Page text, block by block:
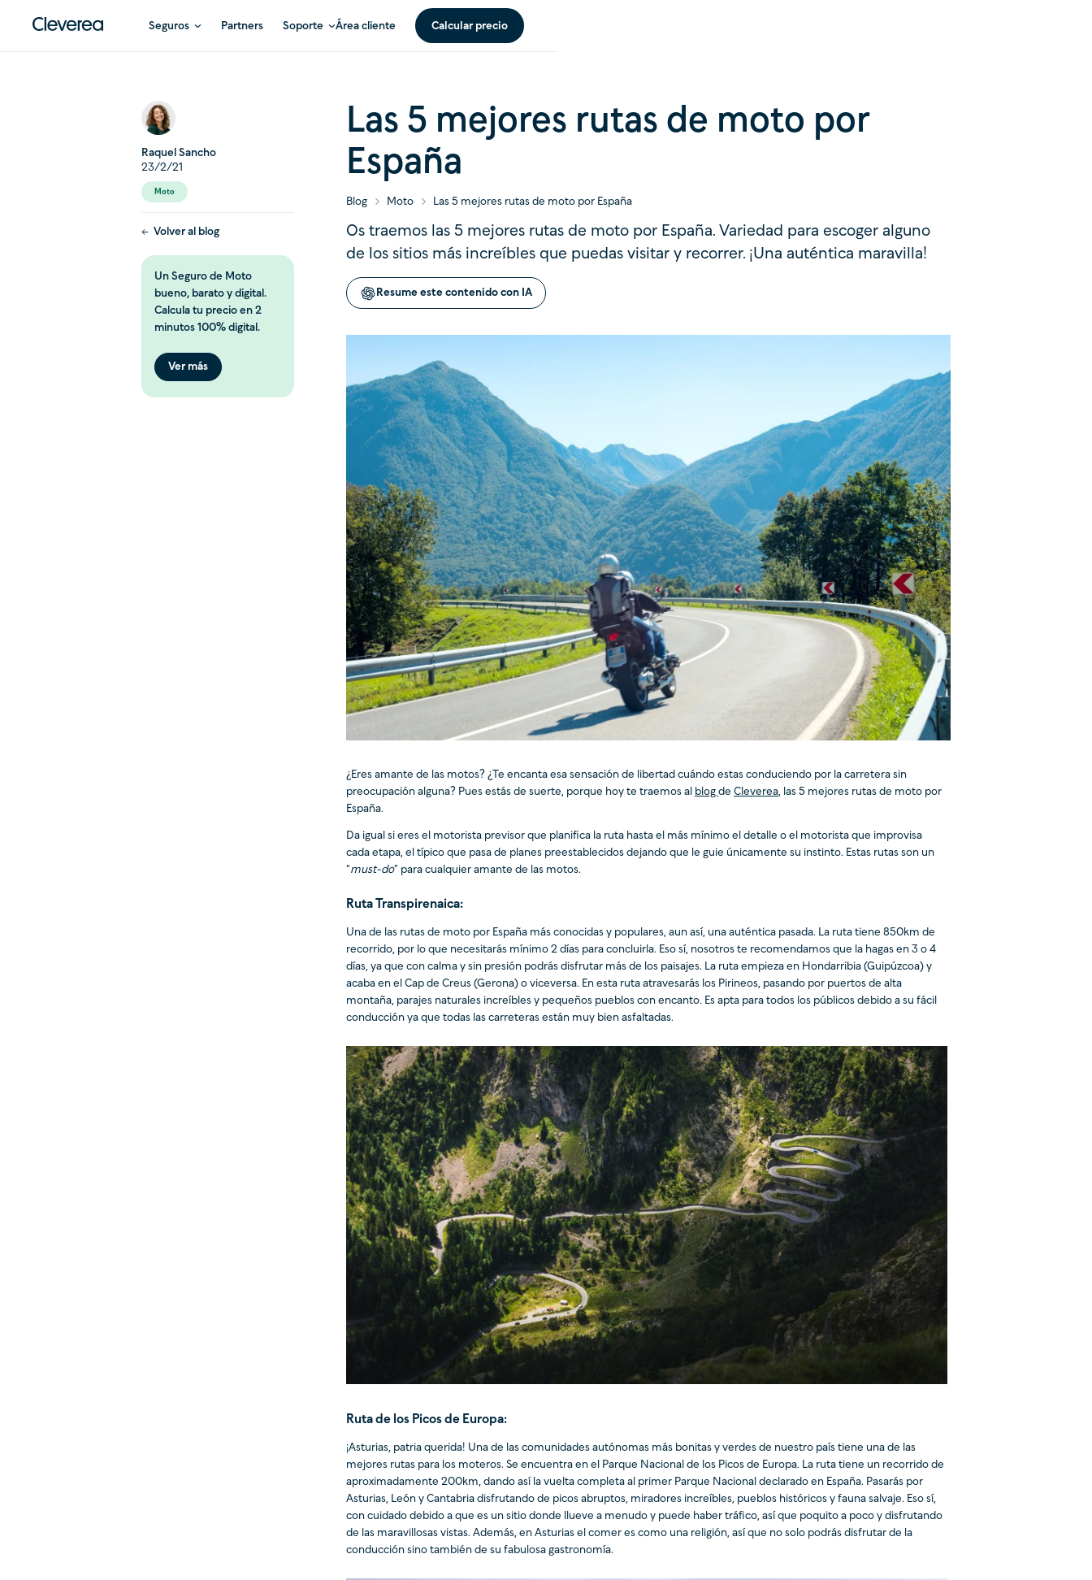
Seguros Partners Soporte Área cliente Calcular precio
Raquel Sancho
23/2/21
Moto
Volver al blog
Un Seguro de Moto
bueno, barato y digital.
Calcula tu precio en 2
minutos 100% digital.
Ver más
Las 5 mejores rutas de moto por
España
Blog Moto Las 5 mejores rutas de moto por España
Os traemos las 5 mejores rutas de moto por España. Variedad para escoger alguno
de los sitios más increíbles que puedas visitar y recorrer. ¡Una auténtica maravilla!
Resume este contenido con IA
¿Eres amante de las motos? ¿Te encanta esa sensación de libertad cuándo estas conduciendo por la carretera sin
preocupación alguna? Pues estás de suerte, porque hoy te traemos al blog de Cleverea, las 5 mejores rutas de moto por
España.
Da igual si eres el motorista previsor que planifica la ruta hasta el más mínimo el detalle o el motorista que improvisa
cada etapa, el típico que pasa de planes preestablecidos dejando que le guie únicamente su instinto. Estas rutas son un
“must-do” para cualquier amante de las motos.
Ruta Transpirenaica:
Una de las rutas de moto por España más conocidas y populares, aun así, una auténtica pasada. La ruta tiene 850km de
recorrido, por lo que necesitarás mínimo 2 días para concluirla. Eso sí, nosotros te recomendamos que la hagas en 3 o 4
días, ya que con calma y sin presión podrás disfrutar más de los paisajes. La ruta empieza en Hondarribia (Guipúzcoa) y
acaba en el Cap de Creus (Gerona) o viceversa. En esta ruta atravesarás los Pirineos, pasando por puertos de alta
montaña, parajes naturales increíbles y pequeños pueblos con encanto. Es apta para todos los públicos debido a su fácil
conducción ya que todas las carreteras están muy bien asfaltadas.
Ruta de los Picos de Europa:
¡Asturias, patria querida! Una de las comunidades autónomas más bonitas y verdes de nuestro país tiene una de las
mejores rutas para los moteros. Se encuentra en el Parque Nacional de los Picos de Europa. La ruta tiene un recorrido de
aproximadamente 200km, dando así la vuelta completa al primer Parque Nacional declarado en España. Pasarás por
Asturias, León y Cantabria disfrutando de picos abruptos, miradores increíbles, pueblos históricos y fauna salvaje. Eso sí,
con cuidado debido a que es un sitio donde llueve a menudo y puede haber tráfico, así que poquito a poco y disfrutando
de las maravillosas vistas. Además, en Asturias el comer es como una religión, así que no solo podrás disfrutar de la
conducción sino también de su fabulosa gastronomía.